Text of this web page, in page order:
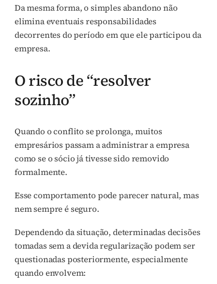
Da mesma forma, o simples abandono não
elimina eventuais responsabilidades
decorrentes do período em que ele participou da
empresa.
O risco de “resolver
sozinho”
Quando o conflito se prolonga, muitos
empresários passam a administrar a empresa
como se o sócio já tivesse sido removido
formalmente.
Esse comportamento pode parecer natural, mas
nem sempre é seguro.
Dependendo da situação, determinadas decisões
tomadas sem a devida regularização podem ser
questionadas posteriormente, especialmente
quando envolvem: